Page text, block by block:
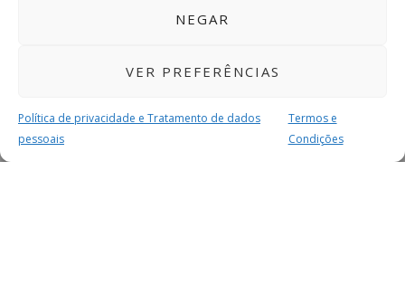
NEGAR
VER PREFERÊNCIAS
Política de privacidade e Tratamento de dados
pessoais
Termos e
Condições